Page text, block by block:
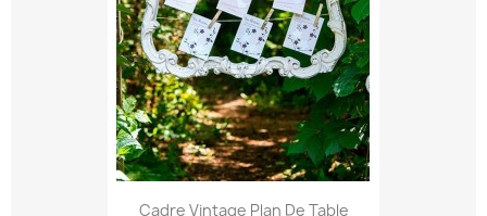
Cadre Vintage Plan De Table